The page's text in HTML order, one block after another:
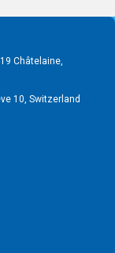
Châtelaine,
10, Switzerland